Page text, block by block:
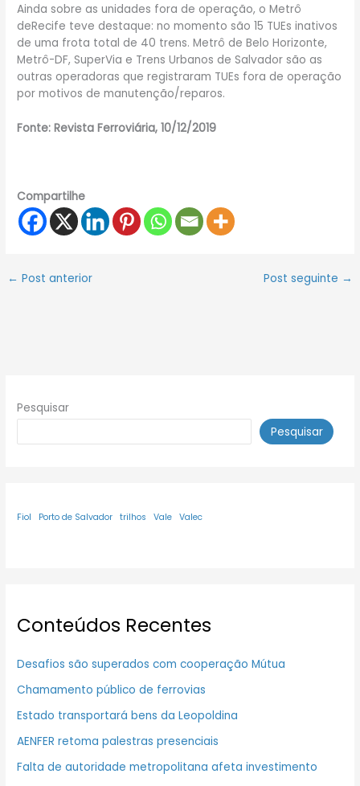
Ainda sobre as unidades fora de operação, o Metrô
deRecife teve destaque: no momento são 15 TUEs inativos
de uma frota total de 40 trens. Metrô de Belo Horizonte,
Metrô-DF, SuperVia e Trens Urbanos de Salvador são as
outras operadoras que registraram TUEs fora de operação
por motivos de manutenção/reparos.
Fonte: Revista Ferroviária, 10/12/2019
Compartilhe
← Post anterior Post seguinte →
Pesquisar
Pesquisar
Fiol Porto de Salvador trilhos Vale Valec
Conteúdos Recentes
Desafios são superados com cooperação Mútua
Chamamento público de ferrovias
Estado transportará bens da Leopoldina
AENFER retoma palestras presenciais
Falta de autoridade metropolitana afeta investimento